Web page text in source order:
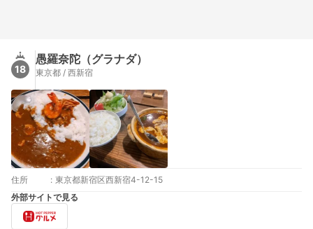
18
愚羅奈陀（グラナダ）
東京都 / 西新宿
住所 : 東京都新宿区西新宿4-12-15
外部サイトで見る